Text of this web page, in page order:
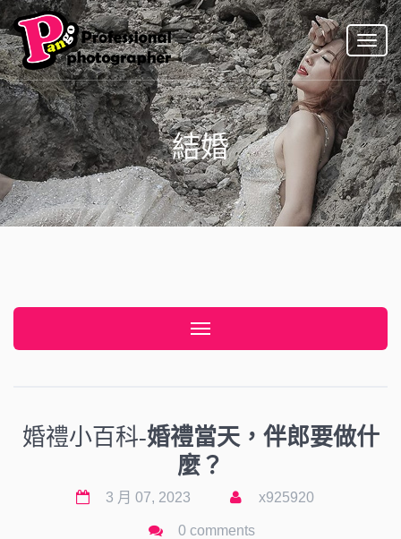
結婚
Toggle navigation
婚禮小百科-婚禮當天，伴郎要做什
麼？
3 月 07, 2023 x925920
0 comments